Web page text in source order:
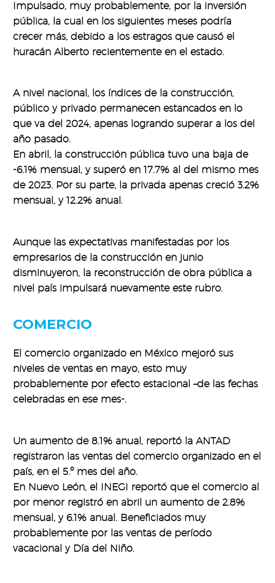
Impulsado, muy probablemente, por la inversión
pública, la cual en los siguientes meses podría
crecer más, debido a los estragos que causó el
huracán Alberto recientemente en el estado.
A nivel nacional, los índices de la construcción,
público y privado permanecen estancados en lo
que va del 2024, apenas logrando superar a los del
año pasado.
En abril, la construcción pública tuvo una baja de
-6.1% mensual, y superó en 17.7% al del mismo mes
de 2023. Por su parte, la privada apenas creció 3.2%
mensual, y 12.2% anual.
Aunque las expectativas manifestadas por los
empresarios de la construcción en junio
disminuyeron, la reconstrucción de obra pública a
nivel país impulsará nuevamente este rubro.
COMERCIO
El comercio organizado en México mejoró sus
niveles de ventas en mayo, esto muy
probablemente por efecto estacional –de las fechas
celebradas en ese mes-.
Un aumento de 8.1% anual, reportó la ANTAD
registraron las ventas del comercio organizado en el
país, en el 5.º mes del año.
En Nuevo León, el INEGI reportó que el comercio al
por menor registró en abril un aumento de 2.8%
mensual, y 6.1% anual. Beneficiados muy
probablemente por las ventas de período
vacacional y Día del Niño.